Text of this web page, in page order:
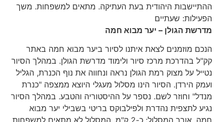
ההתיישבות היהודית בעת העתיקה. מתאים למשפחות. משך
הפעילות: שעתיים
מדרשת הגולן – יער מבוא חמה
הנכם מוזמנים לצאת איתנו לסיור ביער מבוא חמה באתר
קק"ל בהדרכת מרכז סיור ולימוד מדרשת הגולן. במהלך הסיור
נטייל על מצוק רמת הגולן נראה ונחווה את נוף הכנרת, הגליל
ועמק הירדן. הסיור הינו מסלול מעגלי היוצא ממצפה "כנרת
מנדל" וחוזר לשם. נספר על ההיסטוריה והטבע. במהלך הסיור
נגיע לתצפית נהדרת ולפילבוקס בריטי בשבילי יער מבוא